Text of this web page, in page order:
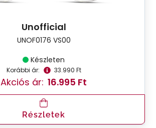
Unofficial
UNOF0176 VS00
Készleten
Korábbi ár: 33.990 Ft
Akciós ár: 16.995 Ft
Részletek